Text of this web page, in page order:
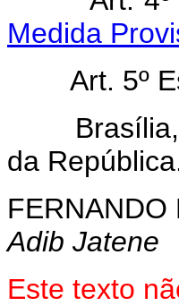
Medida
Art. 5º
Brasília,
da
FERNANDO
Adib Jatene
Este texto